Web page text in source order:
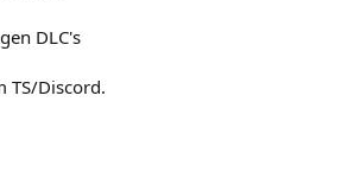
DLC's
TS/Discord.